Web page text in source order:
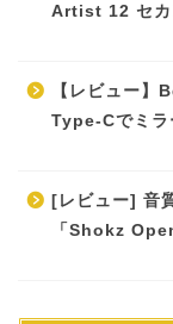
Artist 12 セカ
【レビュー】
Type-Cでミラ
[レビュー] 音
「Shokz